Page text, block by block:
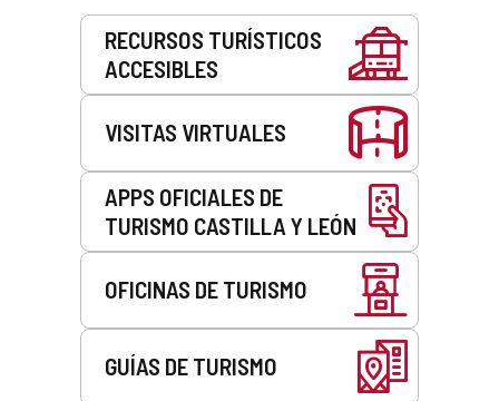
RECURSOS TURÍSTICOS
ACCESIBLES
VISITAS VIRTUALES
APPS OFICIALES DE
TURISMO CASTILLA Y LEÓN
OFICINAS DE TURISMO
GUÍAS DE TURISMO